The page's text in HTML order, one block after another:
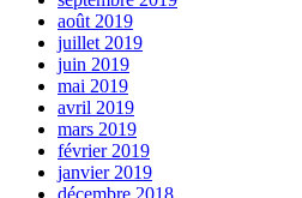
août 2019
juillet 2019
juin 2019
mai 2019
avril 2019
mars 2019
février 2019
janvier 2019